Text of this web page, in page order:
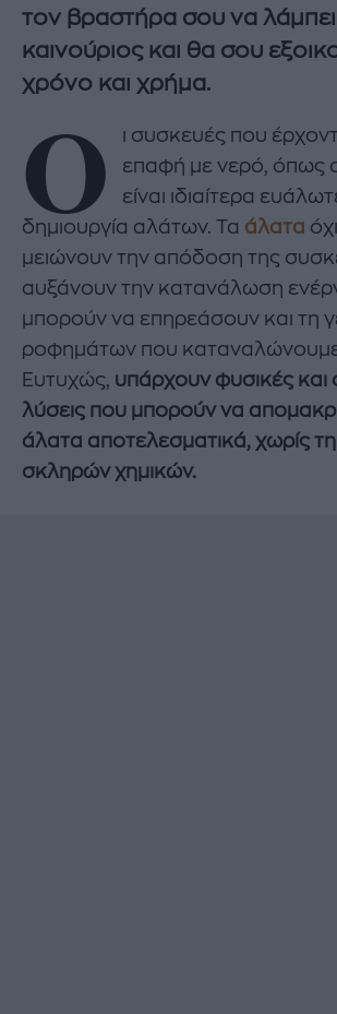
τον βραστήρα σου να
καινούριος και θα σου
χρόνο και χρήμα.
Ο
ι συσκευές που
επαφή με νερό, όπως
είναι ιδιαίτερα
δημιουργία αλάτων. Τα άλατα
μειώνουν την απόδοση της
αυξάνουν την κατανάλωση
μπορούν να επηρεάσουν και τη
ροφημάτων που
Ευτυχώς, υπάρχουν φυσικές και
λύσεις που μπορούν να
άλατα αποτελεσματικά, χωρίς
σκληρών χημικών.